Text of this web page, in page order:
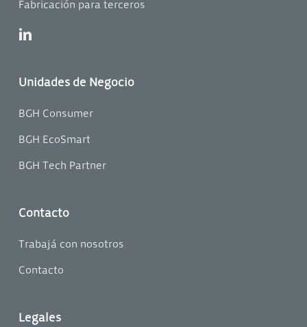
Fabricación para terceros
linkedin
Unidades de Negocio
BGH Consumer
BGH EcoSmart
BGH Tech Partner
Contacto
Trabajá con nosotros
Contacto
Legales